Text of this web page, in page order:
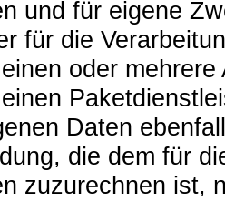
und für eigene
für die
oder
Daten
die dem für
zuzurechnen ist,